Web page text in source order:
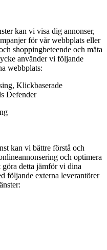
kan vi visa dig annonser,
för vår webbplats eller
shoppingbeteende och mäta
använder vi följande
webbplats:
Klickbaserade
Defender
kan vi bättre förstå och
och optimera
göra detta jämför vi dina
följande externa leverantörer